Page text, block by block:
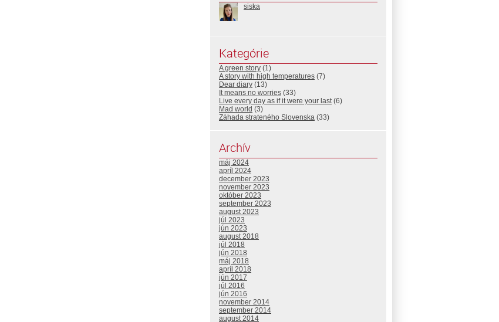
siska
Kategórie
A green story (1)
A story with high temperatures (7)
Dear diary (13)
It means no worries (33)
Live every day as if it were your last(6)
Mad world (3)
Záhada strateného Slovenska (33)
Archív
máj 2024
apríl 2024
december 2023
november 2023
október 2023
september 2023
august 2023
júl 2023
jún 2023
august 2018
júl 2018
jún 2018
máj 2018
apríl 2018
jún 2017
júl 2016
jún 2016
november 2014
september 2014
august 2014